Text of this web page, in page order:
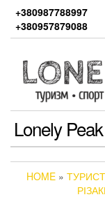
the
+380987788997
+380957879088
Lonely Peak
HOME »